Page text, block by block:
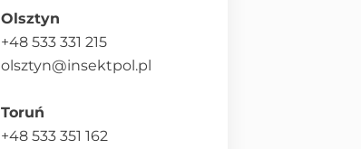
Olsztyn
+48 533 331 215
olsztyn@insektpol.pl
Toruń
+48 533 351 162